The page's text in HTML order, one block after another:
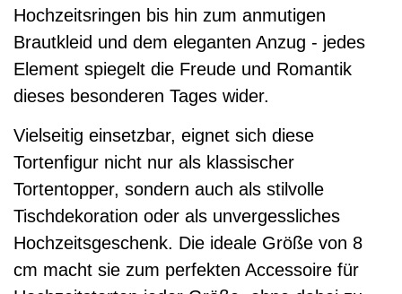
Hochzeitsringen bis hin zum anmutigen
Brautkleid und dem eleganten Anzug - jedes
Element spiegelt die Freude und Romantik
dieses besonderen Tages wider.
Vielseitig einsetzbar, eignet sich diese
Tortenfigur nicht nur als klassischer
Tortentopper, sondern auch als stilvolle
Tischdekoration oder als unvergessliches
Hochzeitsgeschenk. Die ideale Größe von 8
cm macht sie zum perfekten Accessoire für